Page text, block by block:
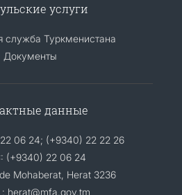
услуги
служба Туркменистана
Документы
данные
06 24; (+9340) 22 22 26
(+9340) 22 06 24
Mohaberat, Herat 3236
herat@mfa.gov.tm